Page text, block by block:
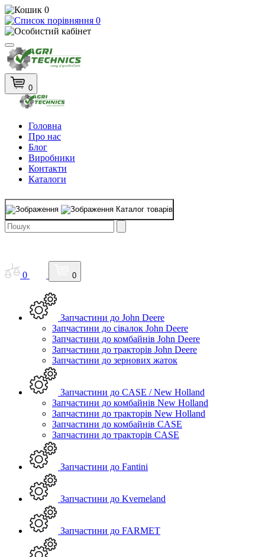
0
0
0
Головна
Про нас
Блог
Виробники
Контакти
Каталоги
Каталог товарів
0 0
Запчастини до John Deere
Запчастини до сівалок John Deere
Запчастини до комбайнів John Deere
Запчастини до тракторів John Deere
Запчастини до зернових жаток
Запчастини до CASE / New Holland
Запчастини до комбайнів New Holland
Запчастини до тракторів New Holland
Запчастини до комбайнів CASE
Запчастини до тракторів CASE
Запчастини до Fantini
Запчастини до Kverneland
Запчастини до FARMET